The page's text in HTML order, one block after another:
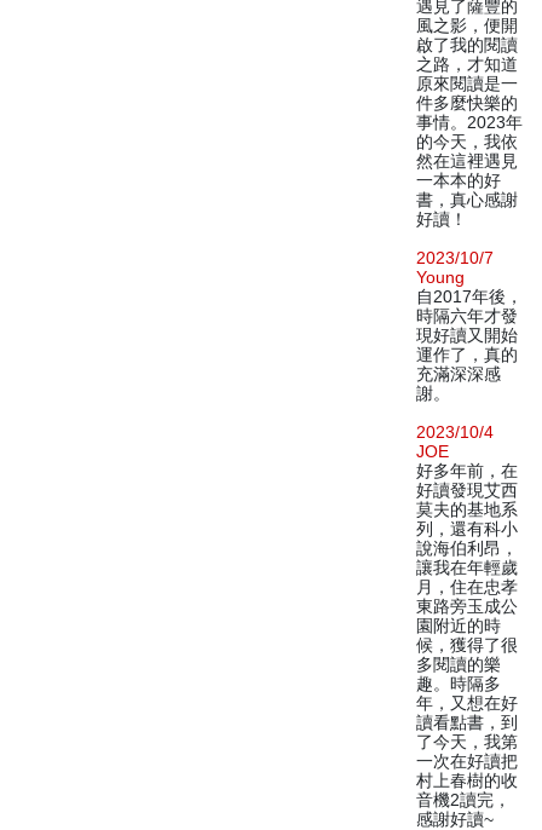
遇見了薩豐的
風之影，便開
啟了我的閱讀
之路，才知道
原來閱讀是一
件多麼快樂的
事情。2023年
的今天，我依
然在這裡遇見
一本本的好
書，真心感謝
好讀！
2023/10/7
Young
自2017年後，
時隔六年才發
現好讀又開始
運作了，真的
充滿深深感
謝。
2023/10/4
JOE
好多年前，在
好讀發現艾西
莫夫的基地系
列，還有科小
說海伯利昂，
讓我在年輕歲
月，住在忠孝
東路旁玉成公
園附近的時
候，獲得了很
多閱讀的樂
趣。時隔多
年，又想在好
讀看點書，到
了今天，我第
一次在好讀把
村上春樹的收
音機2讀完，
感謝好讀~